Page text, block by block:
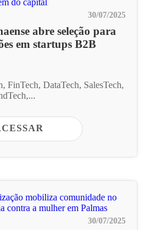
30/07/2025
abre seleção para
em startups B2B
FinTech, DataTech, SalesTech,
30/07/2025